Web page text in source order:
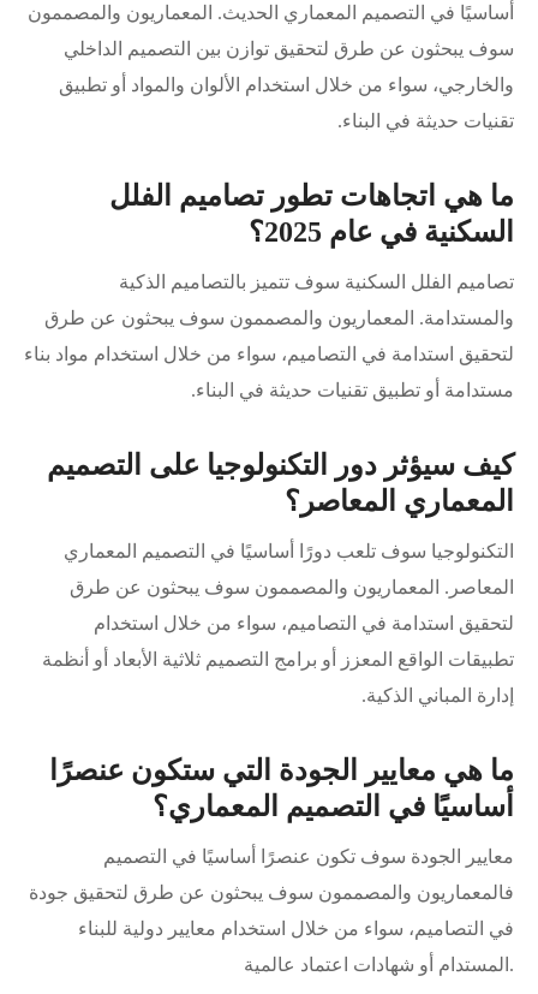
أساسيًا في التصميم المعماري الحديث. المعماريون والمصممون
سوف يبحثون عن طرق لتحقيق توازن بين التصميم الداخلي
والخارجي، سواء من خلال استخدام الألوان والمواد أو تطبيق
تقنيات حديثة في البناء.
ما هي اتجاهات تطور تصاميم الفلل
السكنية في عام 2025؟
تصاميم الفلل السكنية سوف تتميز بالتصاميم الذكية
والمستدامة. المعماريون والمصممون سوف يبحثون عن طرق
لتحقيق استدامة في التصاميم، سواء من خلال استخدام مواد بناء
مستدامة أو تطبيق تقنيات حديثة في البناء.
كيف سيؤثر دور التكنولوجيا على التصميم
المعماري المعاصر؟
التكنولوجيا سوف تلعب دورًا أساسيًا في التصميم المعماري
المعاصر. المعماريون والمصممون سوف يبحثون عن طرق
لتحقيق استدامة في التصاميم، سواء من خلال استخدام
تطبيقات الواقع المعزز أو برامج التصميم ثلاثية الأبعاد أو أنظمة
إدارة المباني الذكية.
ما هي معايير الجودة التي ستكون عنصرًا
أساسيًا في التصميم المعماري؟
معايير الجودة سوف تكون عنصرًا أساسيًا في التصميم
فالمعماريون والمصممون سوف يبحثون عن طرق لتحقيق جودة
في التصاميم، سواء من خلال استخدام معايير دولية للبناء
المستدام أو شهادات اعتماد عالمية.